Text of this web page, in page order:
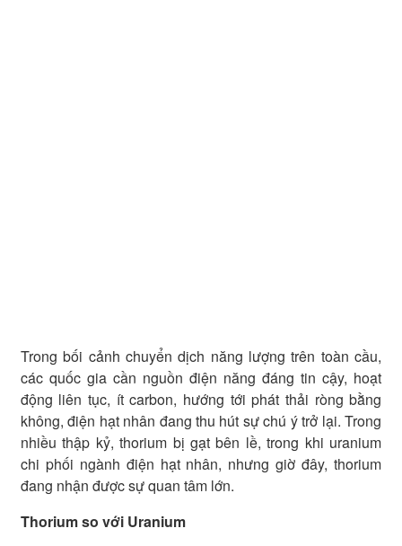
Trong bối cảnh chuyển dịch năng lượng trên toàn cầu,
các quốc gia cần nguồn điện năng đáng tin cậy, hoạt
động liên tục, ít carbon, hướng tới phát thải ròng bằng
không, điện hạt nhân đang thu hút sự chú ý trở lại. Trong
nhiều thập kỷ, thorium bị gạt bên lề, trong khi uranium
chi phối ngành điện hạt nhân, nhưng giờ đây, thorium
đang nhận được sự quan tâm lớn.
Thorium so với Uranium